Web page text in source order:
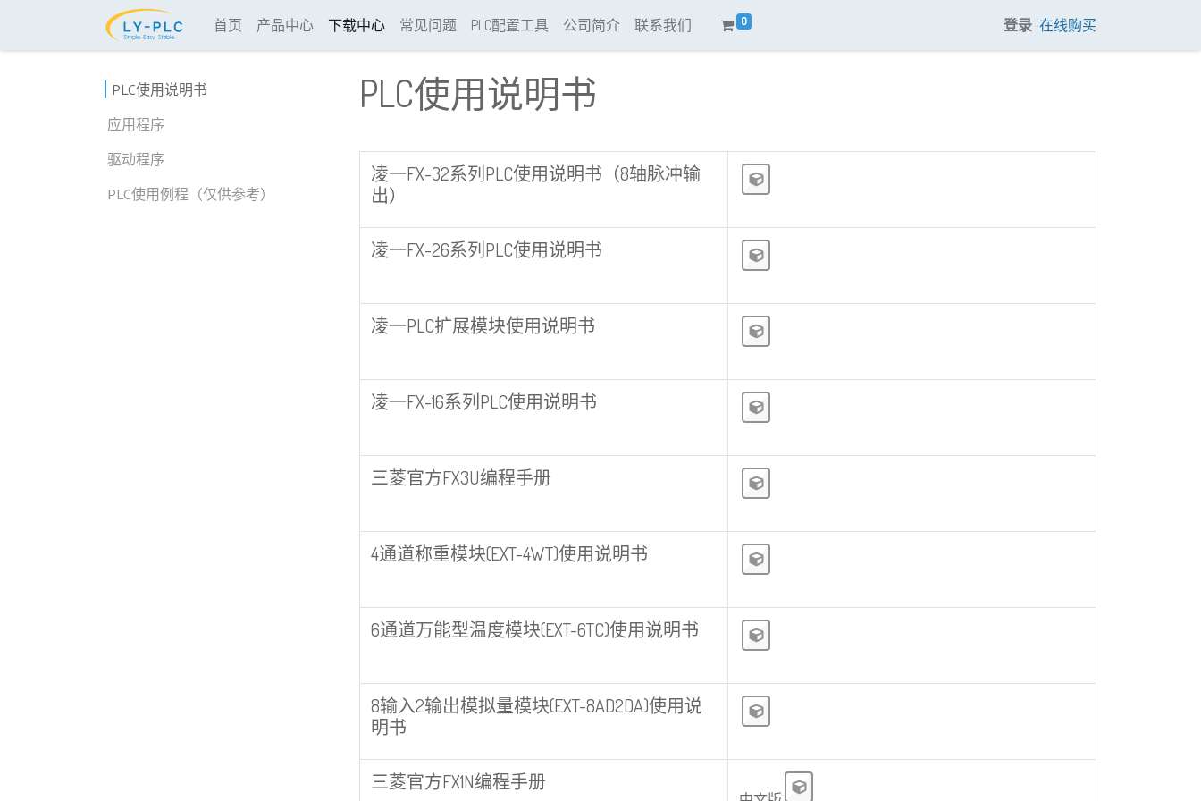
首页 产品中心 下载中心 常见问题 PLC配置工具 公司简介 联系我们 0 登录 在线购买
PLC使用说明书
应用程序
驱动程序
PLC使用例程（仅供参考）
PLC使用说明书
凌一FX-32系列PLC使用说明书（8轴脉冲输
出）
凌一FX-26系列PLC使用说明书
凌一PLC扩展模块使用说明书
凌一FX-16系列PLC使用说明书
三菱官方FX3U编程手册
4通道称重模块(EXT-4WT)使用说明书
6通道万能型温度模块(EXT-6TC)使用说明书
8输入2输出模拟量模块(EXT-8AD2DA)使用说
明书
三菱官方FX1N编程手册